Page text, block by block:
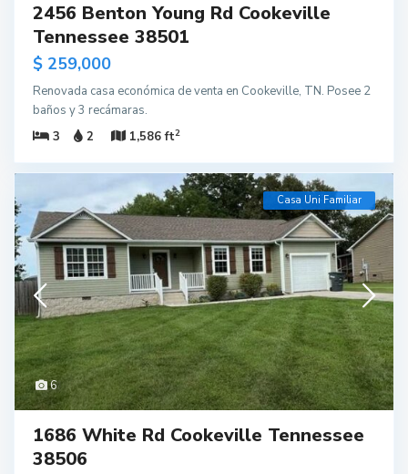
2456 Benton Young Rd Cookeville
Tennessee 38501
$ 259,000
Renovada casa económica de venta en Cookeville, TN. Posee 2
baños y 3 recámaras.
3
2 1,586 ft2
6
Casa Uni Familiar
1686 White Rd Cookeville Tennessee
38506